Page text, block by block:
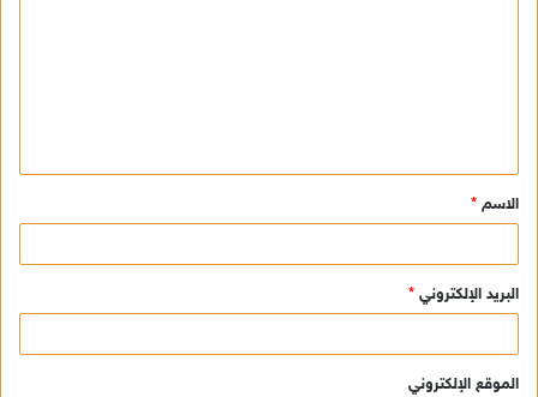
ق
*
الاسم *
البريد الإلكتروني *
الموقع الإلكتروني